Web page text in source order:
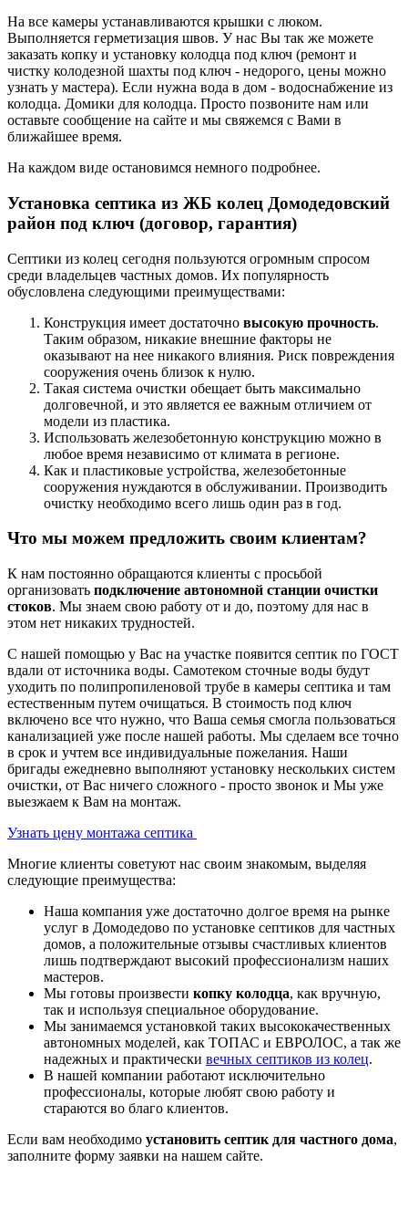
На все камеры устанавливаются крышки с люком.
Выполняется герметизация швов. У нас Вы так же можете
заказать копку и установку колодца под ключ (ремонт и
чистку колодезной шахты под ключ - недорого, цены можно
узнать у мастера). Если нужна вода в дом - водоснабжение из
колодца. Домики для колодца. Просто позвоните нам или
оставьте сообщение на сайте и мы свяжемся с Вами в
ближайшее время.
На каждом виде остановимся немного подробнее.
Установка септика из ЖБ колец Домодедовский
район под ключ (договор, гарантия)
Септики из колец сегодня пользуются огромным спросом
среди владельцев частных домов. Их популярность
обусловлена следующими преимуществами:
Конструкция имеет достаточно высокую прочность.
Таким образом, никакие внешние факторы не
оказывают на нее никакого влияния. Риск повреждения
сооружения очень близок к нулю.
Такая система очистки обещает быть максимально
долговечной, и это является ее важным отличием от
модели из пластика.
Использовать железобетонную конструкцию можно в
любое время независимо от климата в регионе.
Как и пластиковые устройства, железобетонные
сооружения нуждаются в обслуживании. Производить
очистку необходимо всего лишь один раз в год.
Что мы можем предложить своим клиентам?
К нам постоянно обращаются клиенты с просьбой
организовать подключение автономной станции очистки
стоков. Мы знаем свою работу от и до, поэтому для нас в
этом нет никаких трудностей.
С нашей помощью у Вас на участке появится септик по ГОСТ
вдали от источника воды. Самотеком сточные воды будут
уходить по полипропиленовой трубе в камеры септика и там
естественным путем очищаться. В стоимость под ключ
включено все что нужно, что Ваша семья смогла пользоваться
канализацией уже после нашей работы. Мы сделаем все точно
в срок и учтем все индивидуальные пожелания. Наши
бригады ежедневно выполняют установку нескольких систем
очистки, от Вас ничего сложного - просто звонок и Мы уже
выезжаем к Вам на монтаж.
Узнать цену монтажа септика
Многие клиенты советуют нас своим знакомым, выделяя
следующие преимущества:
Наша компания уже достаточно долгое время на рынке
услуг в Домодедово по установке септиков для частных
домов, а положительные отзывы счастливых клиентов
лишь подтверждают высокий профессионализм наших
мастеров.
Мы готовы произвести копку колодца, как вручную,
так и используя специальное оборудование.
Мы занимаемся установкой таких высококачественных
автономных моделей, как ТОПАС и ЕВРОЛОС, а так же
надежных и практически вечных септиков из колец.
В нашей компании работают исключительно
профессионалы, которые любят свою работу и
стараются во благо клиентов.
Если вам необходимо установить септик для частного дома,
заполните форму заявки на нашем сайте.